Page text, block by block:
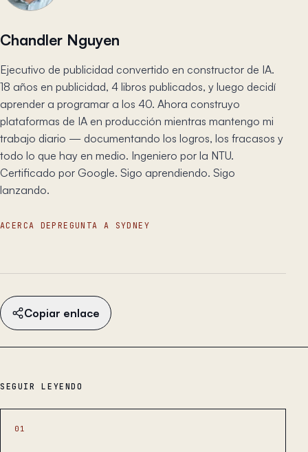
Chandler Nguyen
Ejecutivo de publicidad convertido en constructor de IA.
18 años en publicidad, 4 libros publicados, y luego decidí
aprender a programar a los 40. Ahora construyo
plataformas de IA en producción mientras mantengo mi
trabajo diario — documentando los logros, los fracasos y
todo lo que hay en medio. Ingeniero por la NTU.
Certificado por Google. Sigo aprendiendo. Sigo
lanzando.
ACERCA DE PREGUNTA A SYDNEY
Copiar enlace
SEGUIR LEYENDO
01